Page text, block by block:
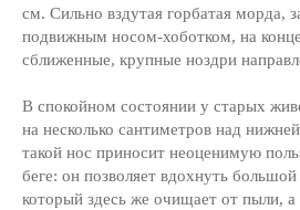
см. Сильно вздутая горбатая морда,
подвижным носом-хоботком, на
сближенные, крупные ноздри
В спокойном состоянии у старых
на несколько сантиметров над
такой нос приносит неоценимую
беге: он позволяет вдохнуть
который здесь же очищает от пыли, а